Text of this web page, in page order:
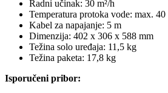
Radni učinak: 30 m²/h
Temperatura protoka vode: max. 40
Kabel za napajanje: 5 m
Dimenzija: 402 x 306 x 588 mm
Težina solo uređaja: 11,5 kg
Težina paketa: 17,8 kg
Isporučeni pribor: